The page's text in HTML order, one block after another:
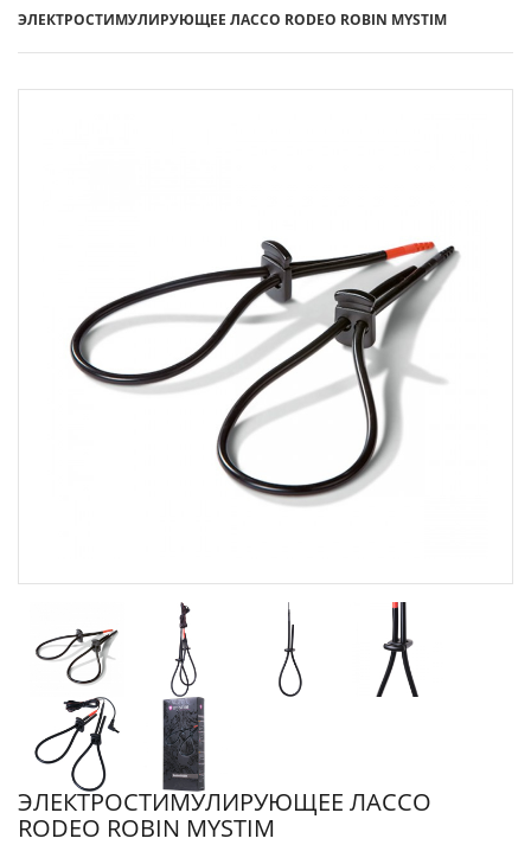
ЭЛЕКТРОСТИМУЛИРУЮЩЕЕ ЛАССО RODEO ROBIN MYSTIM
ЭЛЕКТРОСТИМУЛИРУЮЩЕЕ ЛАССО
RODEO ROBIN MYSTIM